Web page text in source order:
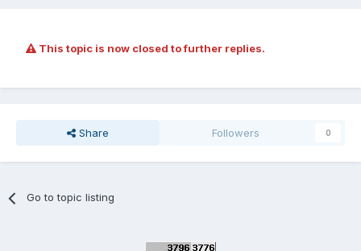
This topic is now closed to further replies.
Share Followers 0
Go to topic listing